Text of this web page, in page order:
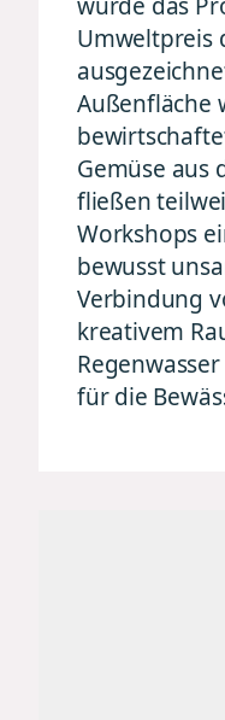
Umweltpreis
Außenfläche
Gemüse aus
fließen
Workshops
bewusst
Verbindung
kreativem
für die